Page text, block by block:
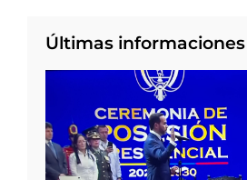
Últimas informaciones